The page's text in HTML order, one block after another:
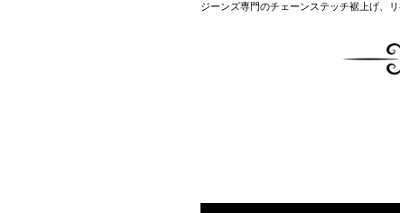
ジーンズ専門のチェーンステッチ裾上げ、